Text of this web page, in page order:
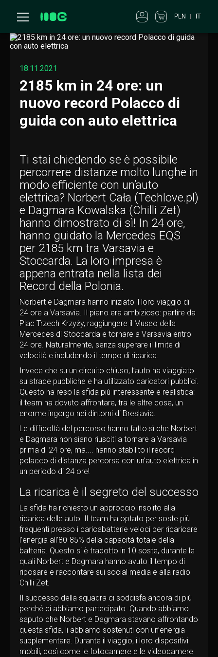
PLN IT
18.11.2021
2185 km in 24 ore: un
nuovo record Polacco di
guida con auto elettrica
Ti stai chiedendo se è possibile
percorrere distanze molto lunghe in
modo efficiente con un’auto
elettrica? Norbert Cała (Techlove.pl)
e Dagmara Kowalska (Chilli Zet)
hanno dimostrato di sì! In 24 ore,
hanno guidato la Mercedes EQS
per 2185 km tra Varsavia e
Stoccarda. La loro impresa è
appena entrata nella lista dei
Record della Polonia.
Norbert e Dagmara hanno iniziato il loro viaggio di
24 ore a Varsavia. Il piano era ambizioso: partire da
Plac Trzech Krzyży, raggiungere il Museo della
Mercedes di Stoccarda e tornare a Varsavia entro
24 ore. Naturalmente, senza superare il limite di
velocità e includendo il tempo di ricarica.
Invece che su un circuito chiuso, l’auto ha viaggiato
su strade pubbliche e ha utilizzato caricatori pubblici.
Questo ha reso la sfida più interessante e realistica:
il team ha dovuto affrontare, tra le altre cose, un
enorme ingorgo nei dintorni di Breslavia.
Le difficoltà del percorso hanno fatto sì che Norbert
e Dagmara non siano riusciti a tornare a Varsavia
prima di 24 ore, ma.... hanno stabilito il record
polacco di distanza percorsa con un’auto elettrica in
un periodo di 24 ore!
La ricarica è il segreto del successo
La sfida ha richiesto un approccio insolito alla
ricarica delle auto. Il team ha optato per soste più
frequenti presso i caricabatterie veloci per ricaricare
l’energia all’80-85% della capacità totale della
batteria. Questo si è tradotto in 10 soste, durante le
quali Norbert e Dagmara hanno avuto il tempo di
riposare e raccontare sui social media e alla radio
Chilli Zet.
Il successo della squadra ci soddisfa ancora di più
perché ci abbiamo partecipato. Quando abbiamo
saputo che Norbert e Dagmara stavano affrontando
questa sfida, li abbiamo sostenuti con un’energia
supplementare. Durante il viaggio, i loro dispositivi
mobili, così come le fotocamere e le videocamere